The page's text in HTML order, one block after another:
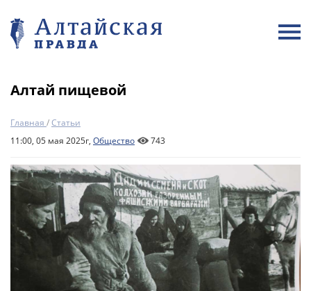
Алтай пищевой
Главная /Статьи
11:00, 05 мая 2025г, Общество 743